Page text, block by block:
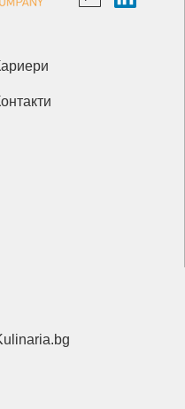
Кариери
Контакти
Kulinaria.bg